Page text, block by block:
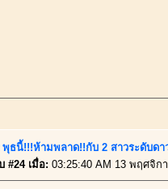
พุธนี้!!!ห้ามพลาด!!กับ 2 สาวระดับดา
#24 เมื่อ: 03:25:40 AM 13 พฤศจิก